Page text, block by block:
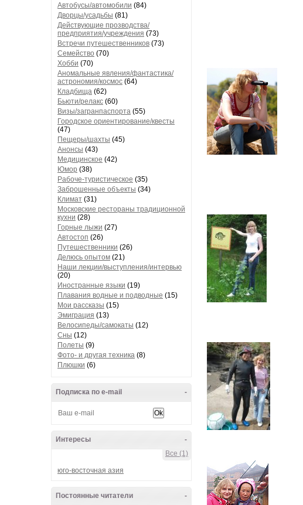
Автобусы/автомобили (84)
Дворцы/усадьбы (81)
Действующие прозводства/
предприятия/учреждения (73)
Встречи путешественников (73)
Семейство (70)
Хобби (70)
Аномальные явления/фантастика/
астрономия/космос (64)
Кладбища (62)
Бьюти/релакс (60)
Визы/загранпаспорта (55)
Городское ориентирование/квесты
(47)
Пещеры/шахты (45)
Анонсы (43)
Медицинское (42)
Юмор (38)
Рабоче-туристическое (35)
Заброшенные объекты (34)
Климат (31)
Московские рестораны традиционной
кухни (28)
Горные лыжи (27)
Автостоп (26)
Путешественники (26)
Делюсь опытом (21)
Наши лекции/выступления/интервью
(20)
Иностранные языки (19)
Плавания водные и подводные (15)
Мои рассказы (15)
Эмиграция (13)
Велосипеды/самокаты (12)
Сны (12)
Полеты (9)
Фото- и другая техника (8)
Плюшки (6)
-
Подписка по e-mail
-
Интересы
Все (1)
юго-восточная азия
-
Постоянные читатели